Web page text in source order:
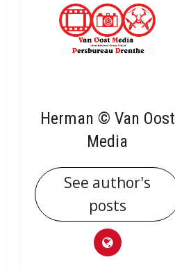
Herman © Van Oost
Media
See author's
posts